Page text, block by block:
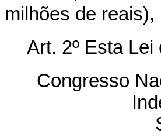
milhões de
Art. 2º Esta
Congresso